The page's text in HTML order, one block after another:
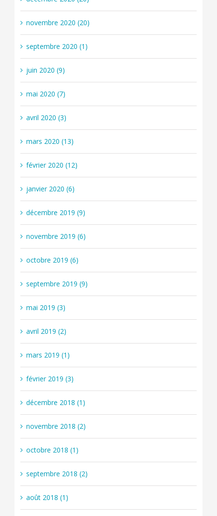
novembre 2020 (20)
septembre 2020 (1)
juin 2020 (9)
mai 2020 (7)
avril 2020 (3)
mars 2020 (13)
février 2020 (12)
janvier 2020 (6)
décembre 2019 (9)
novembre 2019 (6)
octobre 2019 (6)
septembre 2019 (9)
mai 2019 (3)
avril 2019 (2)
mars 2019 (1)
février 2019 (3)
décembre 2018 (1)
novembre 2018 (2)
octobre 2018 (1)
septembre 2018 (2)
août 2018 (1)